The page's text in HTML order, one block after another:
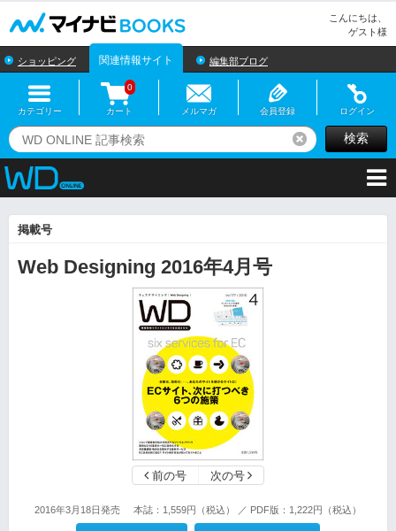
こんにちは、
ゲスト様
ショッピング 関連情報サイト 編集部ブログ
カテゴリー カート
0
メルマガ 会員登録 ログイン
リセット検索
掲載号
Web Designing 2016年4月号
前の号 次の号
2016年3月18日発売 本誌：1,559円（税込） ／ PDF版：1,222円（税込）